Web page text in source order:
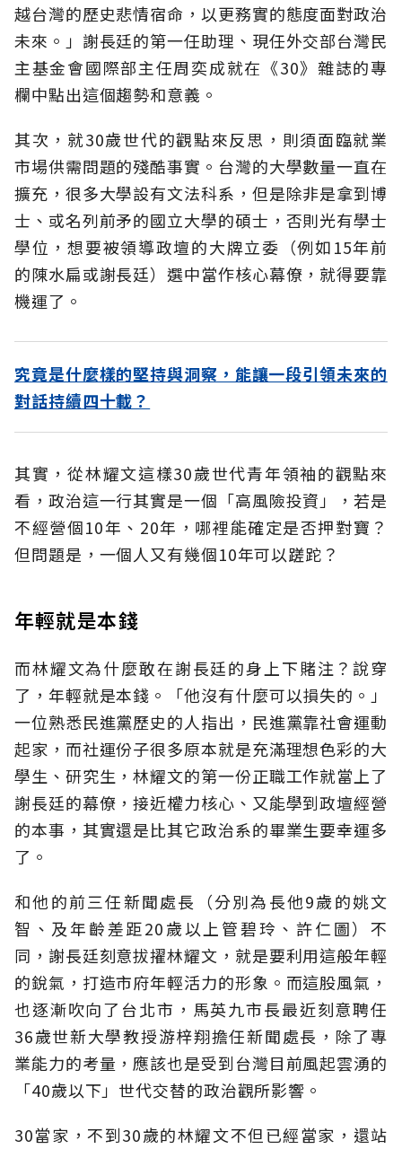
越台灣的歷史悲情宿命，以更務實的態度面對政治
未來。」謝長廷的第一任助理、現任外交部台灣民
主基金會國際部主任周奕成就在《30》雜誌的專
欄中點出這個趨勢和意義。
其次，就30歲世代的觀點來反思，則須面臨就業
市場供需問題的殘酷事實。台灣的大學數量一直在
擴充，很多大學設有文法科系，但是除非是拿到博
士、或名列前矛的國立大學的碩士，否則光有學士
學位，想要被領導政壇的大牌立委（例如15年前
的陳水扁或謝長廷）選中當作核心幕僚，就得要靠
機運了。
究竟是什麼樣的堅持與洞察，能讓一段引領未來的
對話持續四十載？
其實，從林耀文這樣30歲世代青年領袖的觀點來
看，政治這一行其實是一個「高風險投資」，若是
不經營個10年、20年，哪裡能確定是否押對寶？
但問題是，一個人又有幾個10年可以蹉跎？
年輕就是本錢
而林耀文為什麼敢在謝長廷的身上下賭注？說穿
了，年輕就是本錢。「他沒有什麼可以損失的。」
一位熟悉民進黨歷史的人指出，民進黨靠社會運動
起家，而社運份子很多原本就是充滿理想色彩的大
學生、研究生，林耀文的第一份正職工作就當上了
謝長廷的幕僚，接近權力核心、又能學到政壇經營
的本事，其實還是比其它政治系的畢業生要幸運多
了。
和他的前三任新聞處長（分別為長他9歲的姚文
智、及年齡差距20歲以上管碧玲、許仁圖）不
同，謝長廷刻意拔擢林耀文，就是要利用這般年輕
的銳氣，打造市府年輕活力的形象。而這股風氣，
也逐漸吹向了台北市，馬英九市長最近刻意聘任
36歲世新大學教授游梓翔擔任新聞處長，除了專
業能力的考量，應該也是受到台灣目前風起雲湧的
「40歲以下」世代交替的政治觀所影響。
30當家，不到30歲的林耀文不但已經當家，還站